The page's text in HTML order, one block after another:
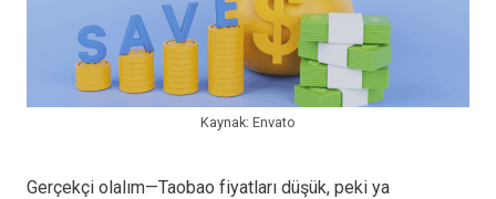
Kaynak: Envato
Gerçekçi olalım—Taobao fiyatları düşük, peki ya